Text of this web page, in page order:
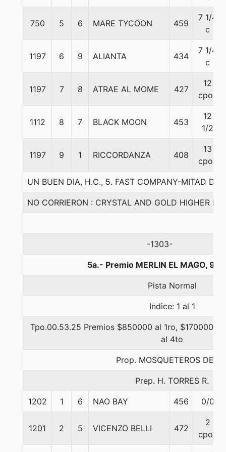
750 5 6 MARE TYCOON 459
7 1/4
c
1197 6 9 ALIANTA 434
7 1/4
c
1197 7 8 ATRAE AL MOME 427
12
cpos
1112 8 7 BLACK MOON 453
12
1/2
1197 9 1 RICCORDANZA 408
13
cpos
UN BUEN DIA, H.C., 5. FAST COMPANY-MITAD DE
NO CORRIERON : CRYSTAL AND GOLD HIGHER
-1303-
5a.- Premio MERLIN EL MAGO,
Pista Normal
Indice: 1 al 1
Tpo.00.53.25 Premios $850000 al 1ro, $170000
al 4to
Prop. MOSQUETEROS DE
Prep. H. TORRES R.
1202 1 6 NAO BAY 456 0/0
1201 2 5 VICENZO BELLI 472
2
cpos